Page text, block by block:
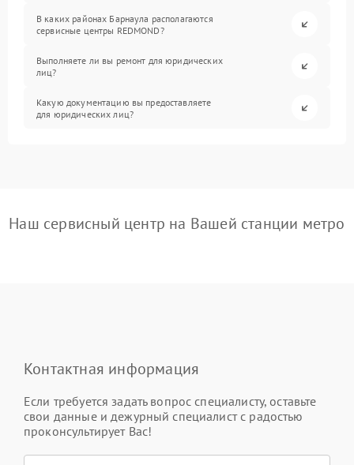
В каких районах Барнаула располагаются
сервисные центры REDMOND?
Выполняете ли вы ремонт для юридических
лиц?
Какую документацию вы предоставляете
для юридических лиц?
Наш сервисный центр на Вашей станции метро
Контактная информация
Если требуется задать вопрос специалисту, оставьте
свои данные и дежурный специалист с радостью
проконсультирует Вас!